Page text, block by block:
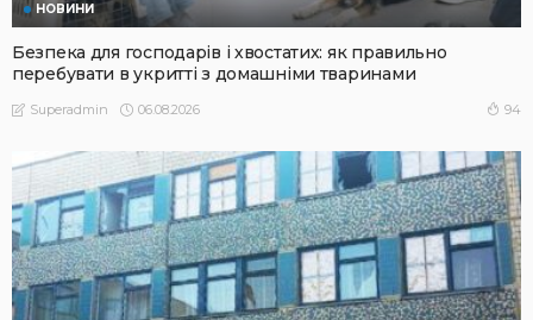
НОВИНИ
Безпека для господарів і хвостатих: як правильно
перебувати в укритті з домашніми тваринами
Superadmin 06.08.2026 94